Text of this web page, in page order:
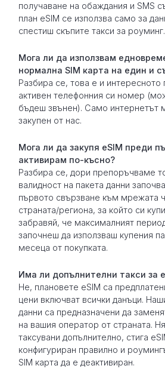
получаване на обаждания и SMS
план eSIM се използва само за
спестиш скъпите такси за роуминг.
Мога ли да използвам
нормална SIM карта на един и
Разбира се, това е и интересното
активен телефонния си номер
бъдеш звънен). Само интернетът
закупен от нас.
Мога ли да закупя eSIM преди
активирам по-късно?
Разбира се, дори препоръчваме
валидност на пакета данни
първото свързване към мрежата
страната/региона, за който си
забравяй, че максималният
започнеш да използваш купения
месеца от покупката.
Има ли допълнителни такси за
Не, плановете eSIM са
цени включват всички данъци.
данни са предназначени да
на вашия оператор от страната.
таксувани допълнително, стига
конфигуриран правилно и
SIM карта да е деактивиран.